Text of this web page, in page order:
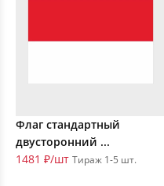
Флаг стандартный
двусторонний ...
1481 ₽/шт Тираж 1-5 шт.